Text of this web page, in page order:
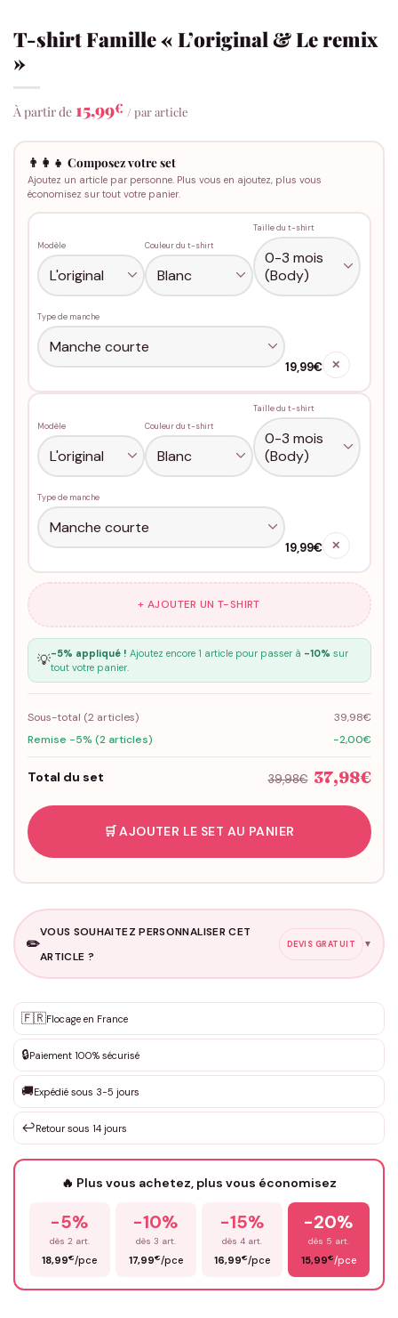
T-shirt Famille « L’original & Le remix
»
À partir de 15,99€ / par article
👨‍👩‍👧 Composez votre set
Ajoutez un article par personne. Plus vous en ajoutez, plus vous
économisez sur tout votre panier.
Modèle Couleur du t-shirt
Taille du t-shirt
Type de manche
19,99€ ✕
Modèle Couleur du t-shirt
Taille du t-shirt
Type de manche
19,99€ ✕
+ AJOUTER UN T-SHIRT
💡-5% appliqué ! Ajoutez encore 1 article pour passer à -10% sur
tout votre panier.
Sous-total (2articles)
39,98€
Remise -5% (2 articles)
-2,00€
Total du set 39,98€ 37,98€
🛒 AJOUTER LE SET AU PANIER
✏️
VOUS SOUHAITEZ PERSONNALISER CET
ARTICLE ?
DEVIS GRATUIT ▼
✨ Personnalisation sur mesure
DEVIS GRATUIT · Personnalisation de 3 à 10€ selon la demande
Que souhaitez-vous ?*
Votre texte / idée*
Prénom*
🇫🇷Flocage en France
🔒Paiement 100% sécurisé
🚚Expédié sous 3-5 jours
↩️Retour sous 14 jours
🔥 Plus vous achetez, plus vous économisez
-5%
dès 2 art.
18,99€/pce
-10%
dès 3 art.
17,99€/pce
-15%
dès 4 art.
16,99€/pce
-20%
dès 5 art.
15,99€/pce